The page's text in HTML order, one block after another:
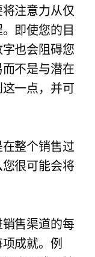
注意力从仅
即使您的目
也会阻碍您
不是与潜在
一点，并可
整个销售过
很可能会将
售渠道的每
成就。例